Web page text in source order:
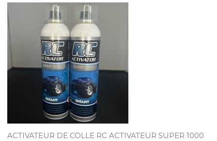
Mon Panier
Mon compte
ACTIVATEUR DE COLLE RC ACTIVATEUR SUPER 1000